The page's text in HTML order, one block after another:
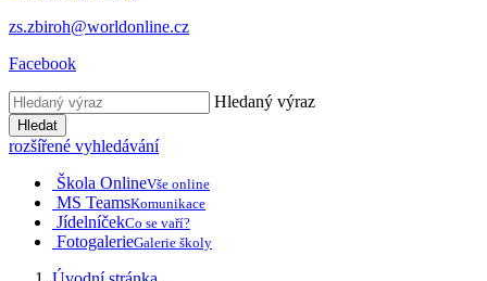
zs.zbiroh@worldonline.cz
Facebook
Hledaný výraz
Hledat
rozšířené vyhledávání
Škola OnlineVše online
MS TeamsKomunikace
JídelníčekCo se vaří?
FotogalerieGalerie školy